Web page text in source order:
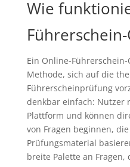
Wie
Ein Online-
Methode, sich auf die
Führerscheinprüfung
denkbar einfach: Nutzer
Plattform und können
von Fragen beginnen,
Prüfungsmaterial
breite Palette an